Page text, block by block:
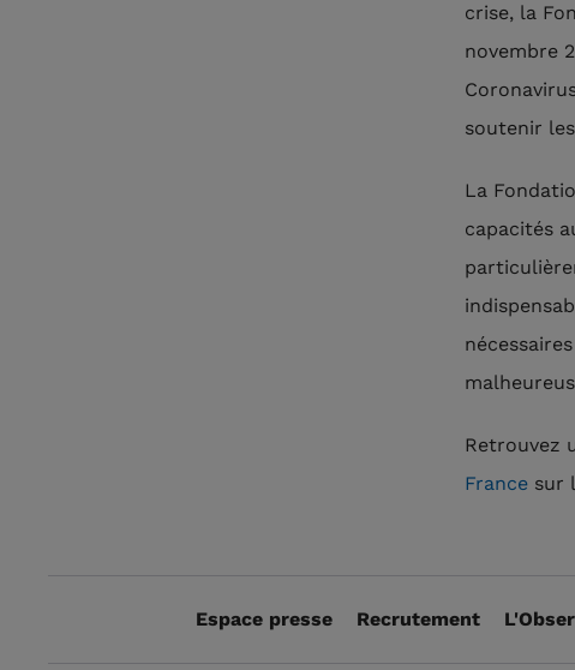
crise, la
novembre
soutenir
La
capacités
Retrouvez
France sur
Espace presse Recrutement